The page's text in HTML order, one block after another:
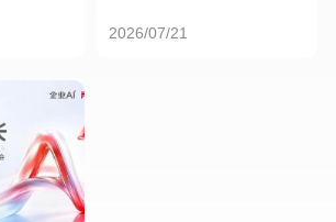
2026/07/21